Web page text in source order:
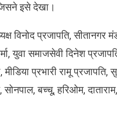
इसे देखा।
विनोद प्रजापति, सीतानगर
युवा समाजसेवी दिनेश
प्रभारी रामू प्रजापति,
बच्चू, हरिओम,